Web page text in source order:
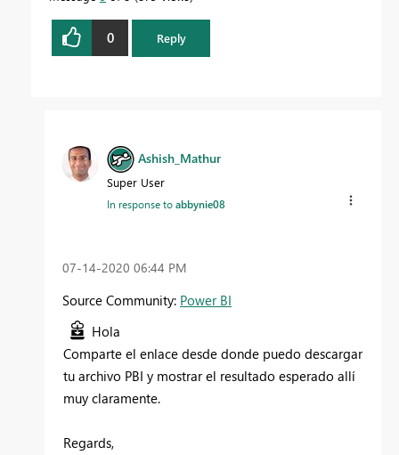
0 Reply
Ashish_Mathur
Super User
In response toabbynie08
‎07-14-2020 06:44 PM
Source Community: Power BI
Hola
Comparte el enlace desde donde puedo descargar
tu archivo PBI y mostrar el resultado esperado allí
muy claramente.
Regards,